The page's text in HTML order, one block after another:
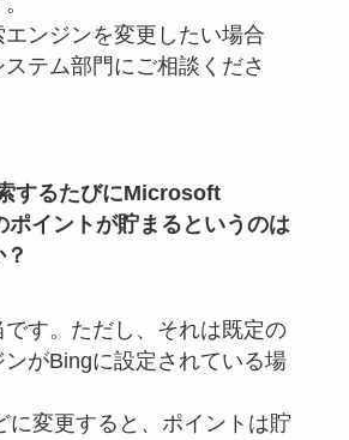
エンジンを変更したい場合
テム部門にご相談くださ
するたびにMicrosoft
ポイントが貯まるというのは
です。ただし、それは既定の
がBingに設定されている場
に変更すると、ポイントは貯